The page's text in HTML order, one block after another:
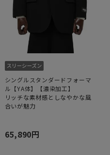
シングルスタンダードフォーマ
ル【YA体】【濃染加工】
リッチな素材感としなやかな風
合いが魅力
65,890円